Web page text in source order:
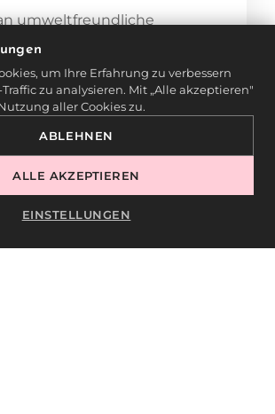
umweltfreundliche
wählt
fachgerechtes Arbeiten ein
ist
Umsetzung erfolgt direkt
Trennsystemen
um Ihre Erfahrung zu verbessern
zu analysieren. Mit „Alle akzeptieren"
aller Cookies zu.
EINSTELLUNGEN
ABLEHNEN
ALLE AKZEPTIEREN